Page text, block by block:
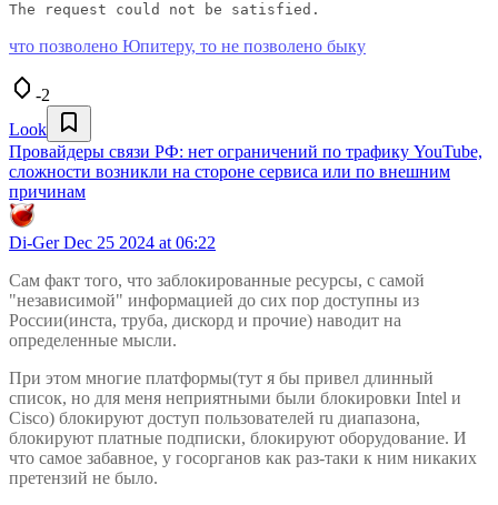
The request could not be satisfied.
что позволено Юпитеру, то не позволено быку
-2
Look
Провайдеры связи РФ: нет ограничений по трафику YouTube,
сложности возникли на стороне сервиса или по внешним
причинам
Di-GerDec 25 2024 at 06:22
Сам факт того, что заблокированные ресурсы, с самой
"независимой" информацией до сих пор доступны из
России(инста, труба, дискорд и прочие) наводит на
определенные мысли.
При этом многие платформы(тут я бы привел длинный
список, но для меня неприятными были блокировки Intel и
Cisco) блокируют доступ пользователей ru диапазона,
блокируют платные подписки, блокируют оборудование. И
что самое забавное, у госорганов как раз-таки к ним никаких
претензий не было.